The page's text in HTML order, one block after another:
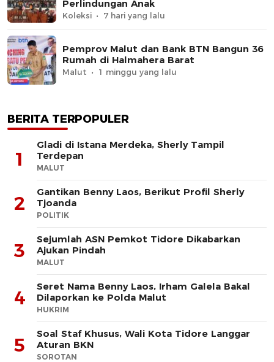
Perlindungan Anak
Koleksi 7 hari yang lalu
Pemprov Malut dan Bank BTN Bangun 36
Rumah di Halmahera Barat
Malut 1 minggu yang lalu
BERITA TERPOPULER
1
Gladi di Istana Merdeka, Sherly Tampil
Terdepan
MALUT
2
Gantikan Benny Laos, Berikut Profil Sherly
Tjoanda
POLITIK
3
Sejumlah ASN Pemkot Tidore Dikabarkan
Ajukan Pindah
MALUT
4
Seret Nama Benny Laos, Irham Galela Bakal
Dilaporkan ke Polda Malut
HUKRIM
5
Soal Staf Khusus, Wali Kota Tidore Langgar
Aturan BKN
SOROTAN